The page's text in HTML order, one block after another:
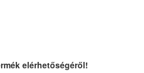
elérhetőségéről!